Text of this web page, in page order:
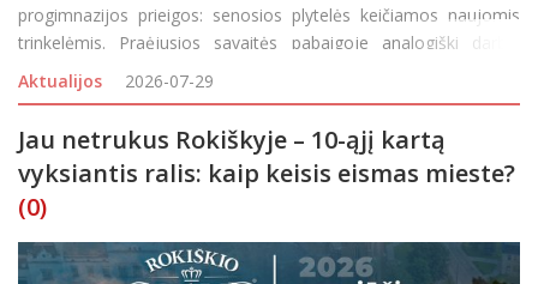
progimnazijos prieigos: senosios plytelės keičiamos naujomis
trinkelėmis. Praėjusios savaitės pabaigoje analogiški darbai
prasidėjo ir Rokiškio Juozo Tumo-Vaižganto progimnazijos
teritorijoje – didžiulių
Aktualijos 2026-07-29
Jau netrukus Rokiškyje – 10-ąjį kartą
vyksiantis ralis: kaip keisis eismas mieste?
(0)